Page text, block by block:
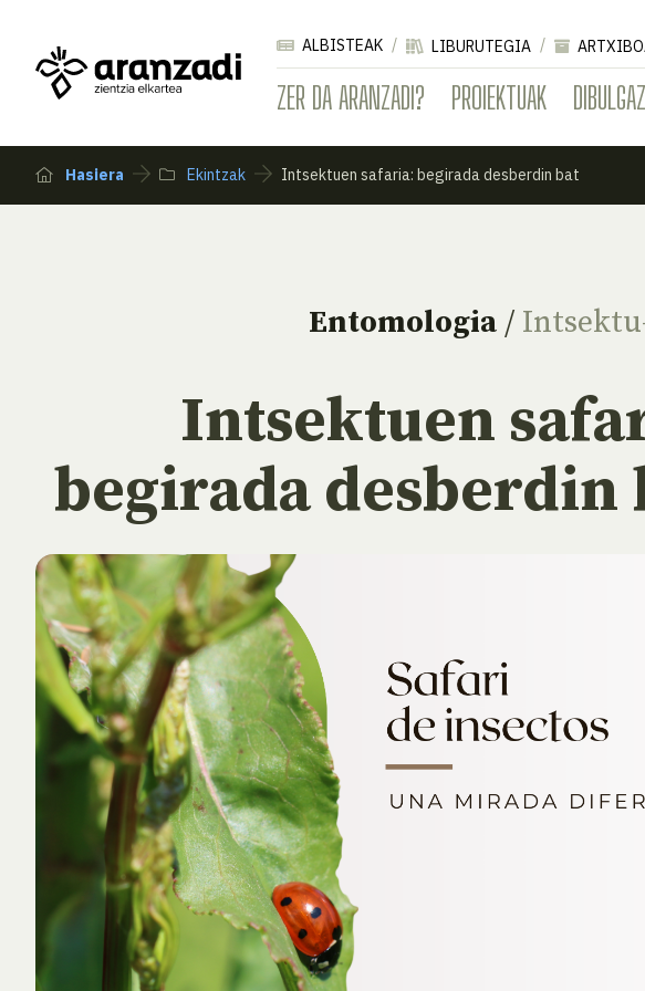
ZER DA ARANZADI? PROIEKTUAK
ALBISTEAK LIBURUTEGIA
Hasiera Ekintzak Intsektuen safaria: begirada desberdin bat
Entomologia/
Intsektuen
begirada desberdin